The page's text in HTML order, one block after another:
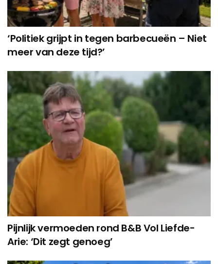
‘Politiek grijpt in tegen barbecueën – Niet
meer van deze tijd?’
Pijnlijk vermoeden rond B&B Vol Liefde-
Arie: ‘Dit zegt genoeg’